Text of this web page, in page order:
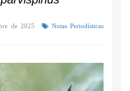
de 2025
Notas Periodísticas